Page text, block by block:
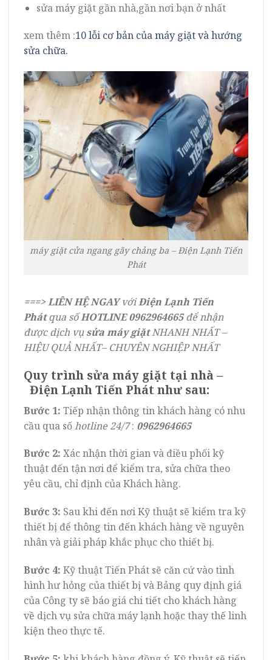
sửa máy giặt gần nhà,gần nơi bạn ở nhất
xem thêm :10 lỗi cơ bản của máy giặt và hướng
sửa chữa.
máy giặt cửa ngang gãy chảng ba – Điện Lạnh Tiến
Phát
===>LIÊN HỆ NGAYvớiĐiện Lạnh Tiến
Phátqua sốHOTLINE0962964665để nhận
được dịch vụsửa máy giặtNHANH NHẤT –
HIỆU QUẢ NHẤT– CHUYÊN NGHIỆP NHẤT
Quy trình sửa máy giặt tại nhà –
Điện Lạnh Tiến Phát như sau:
Bước 1: Tiếp nhận thông tin khách hàng có nhu
cầu qua sốhotline 24/7: 0962964665
Bước 2: Xác nhận thời gian và điều phối kỹ
thuật đến tận nơi để kiểm tra, sửa chữa theo
yêu cầu, chỉ định của Khách hàng.
Bước 3: Sau khi đến nơi Kỹ thuật sẽ kiểm tra kỹ
thiết bị để thông tin đến khách hàng về nguyên
nhân và giải pháp khắc phục cho thiết bị.
Bước 4: Kỹ thuật Tiến Phát sẽ căn cứ vào tình
hình hư hỏng của thiết bị và Bảng quy định giá
của Công ty sẽ báo giá chi tiết cho khách hàng
về dịch vụ sửa chữa máy lạnh hoặc thay thế linh
kiện theo thực tế.